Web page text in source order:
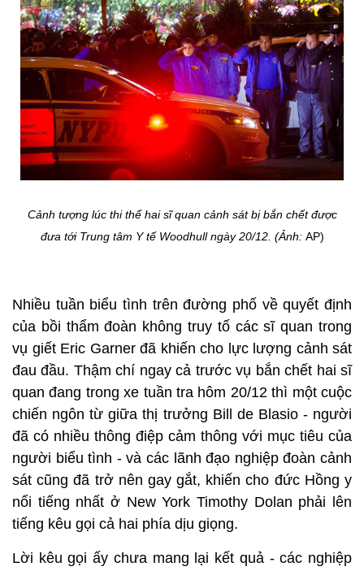
Cảnh tượng lúc thi thể hai sĩ quan cảnh sát bị bắn chết được
đưa tới Trung tâm Y tế Woodhull ngày 20/12. (Ảnh: AP)
Nhiều tuần biểu tình trên đường phố về quyết định
của bồi thẩm đoàn không truy tố các sĩ quan trong
vụ giết Eric Garner đã khiến cho lực lượng cảnh sát
đau đầu. Thậm chí ngay cả trước vụ bắn chết hai sĩ
quan đang trong xe tuần tra hôm 20/12 thì một cuộc
chiến ngôn từ giữa thị trưởng Bill de Blasio - người
đã có nhiều thông điệp cảm thông với mục tiêu của
người biểu tình - và các lãnh đạo nghiệp đoàn cảnh
sát cũng đã trở nên gay gắt, khiến cho đức Hồng y
nổi tiếng nhất ở New York Timothy Dolan phải lên
tiếng kêu gọi cả hai phía dịu giọng.
Lời kêu gọi ấy chưa mang lại kết quả - các nghiệp